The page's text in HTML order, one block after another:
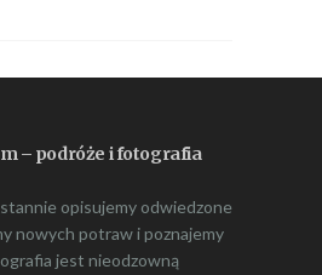
– podróże i fotografia
opisujemy odwiedzone
nowych potraw i poznajemy
jest nieodzowną